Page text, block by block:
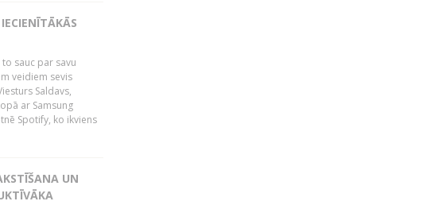
sauc par savu
veidiem sevis
Saldavs,
ar Samsung
Spotify, ko ikviens
UN